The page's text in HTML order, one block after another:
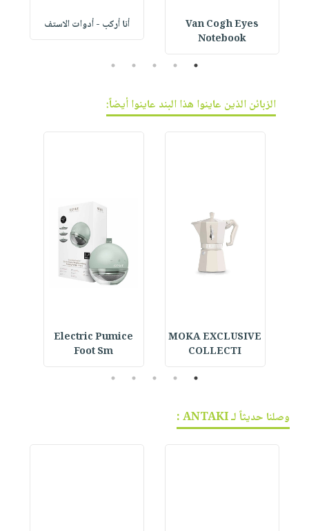
Van Cogh Eyes
Notebook
أنا أركب - أدوات الاستف
1
2
3
4
5
الزبائن الذين عاينوا هذا البند عاينوا أيضاً:
MOKA EXCLUSIVE
COLLECTI
Electric Pumice
Foot Sm
1
2
3
4
5
وصلنا حديثاً لـ ANTAKI :